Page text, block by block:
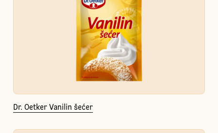
Dr. Oetker Vanilin šećer